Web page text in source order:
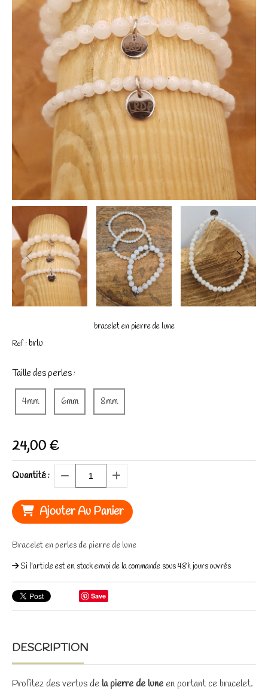
bracelet en pierre de lune
Ref : brlu
Taille des perles :
4mm 6mm 8mm
24,00 €
Quantité :
Ajouter Au Panier
Bracelet en perles de pierre de lune
Si l'article est en stock envoi de la commande sous 48h jours ouvrés
Save
DESCRIPTION
Profitez des vertus dela pierre de luneen portant ce bracelet.